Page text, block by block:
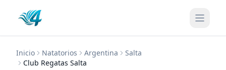
Inicio Natatorios Argentina
Salta
Club Regatas Salta